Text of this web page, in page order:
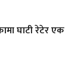
घाटी रेटेर एक